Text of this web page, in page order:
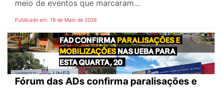
meio de eventos que marcaram...
Publicado em: 19 de Maio de 2026
Fórum das ADs confirma paralisações e